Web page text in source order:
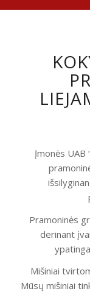
Įmonės UAB
Pramoninės
derinant
Mišiniai
Mūsų mišiniai